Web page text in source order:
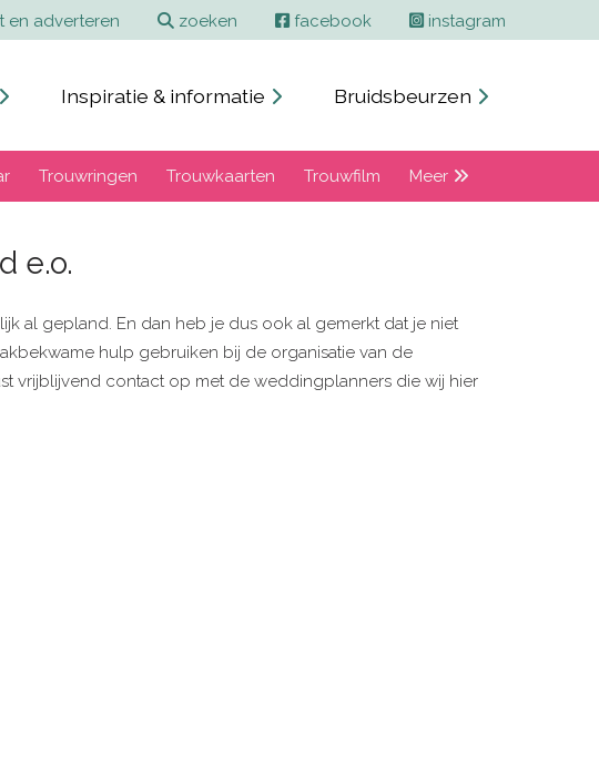
en adverteren zoeken facebook instagram
Inspiratie & informatie Bruidsbeurzen
Trouwringen Trouwkaarten Trouwfilm Meer
e.o.
al gepland. En dan heb je dus ook al gemerkt dat je niet
hulp gebruiken bij de organisatie van de
vrijblijvend contact op met de weddingplanners die wij hier